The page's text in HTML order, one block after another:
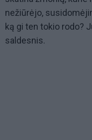
nežiūrėjo,
ką gi ten tokio rodo?
saldesnis.